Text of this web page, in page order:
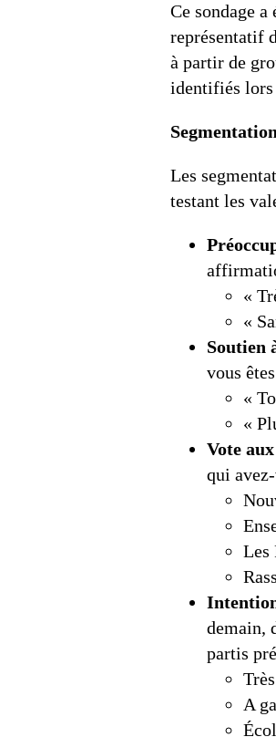
Ce sondage
représentatif
à partir de
identifiés lors
Les
testant les
«
«
Soutien
vous
«
«
Vote
qui
Les
demain,
partis
A